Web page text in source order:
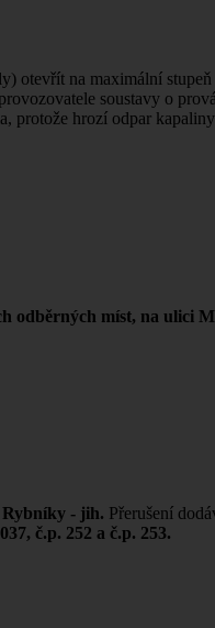
otevřít na maximální stupeň
soustavy o
protože hrozí odpar
odběrných míst, na ulici
Rybníky - jih. Přerušení
č.p. 252 a č.p. 253.